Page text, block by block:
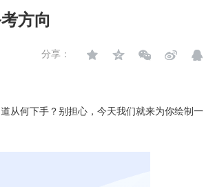
方向
分享：
从何下手？别担心，今天我们就来为你绘制一